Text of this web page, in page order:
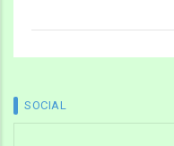
SOCIAL